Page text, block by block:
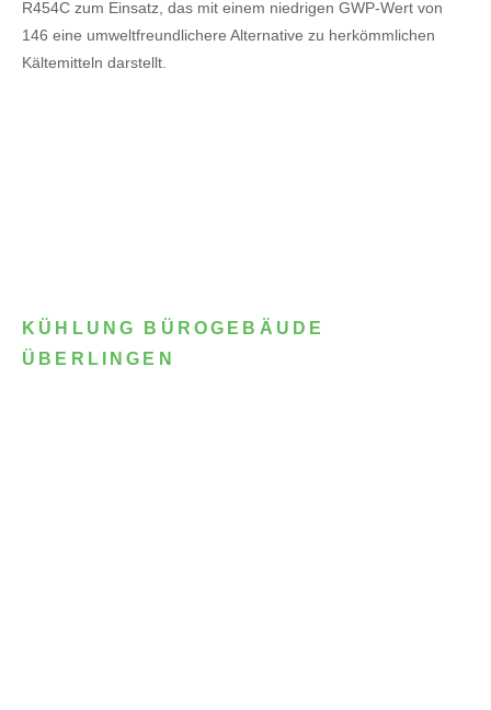
R454C zum Einsatz, das mit einem niedrigen GWP-Wert von
146 eine umweltfreundlichere Alternative zu herkömmlichen
Kältemitteln darstellt.
KÜHLUNG BÜROGEBÄUDE
ÜBERLINGEN